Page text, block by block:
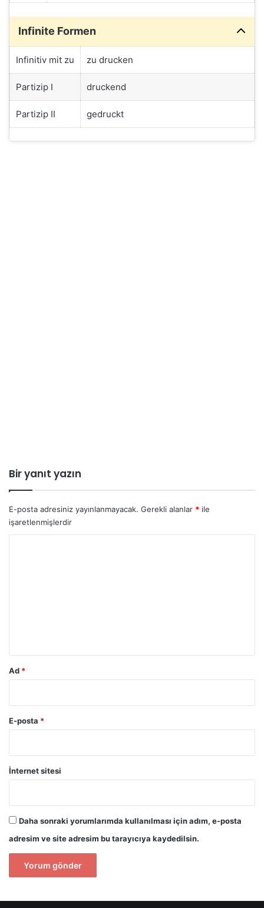
Infinite Formen
Infinitiv mit zu zu drucken
Partizip I druckend
Partizip II gedruckt
Bir yanıt yazın
E-posta adresiniz yayınlanmayacak. Gerekli alanlar * ile
işaretlenmişlerdir
Ad *
E-posta *
İnternet sitesi
Daha sonraki yorumlarımda kullanılması için adım, e-posta
adresim ve site adresim bu tarayıcıya kaydedilsin.